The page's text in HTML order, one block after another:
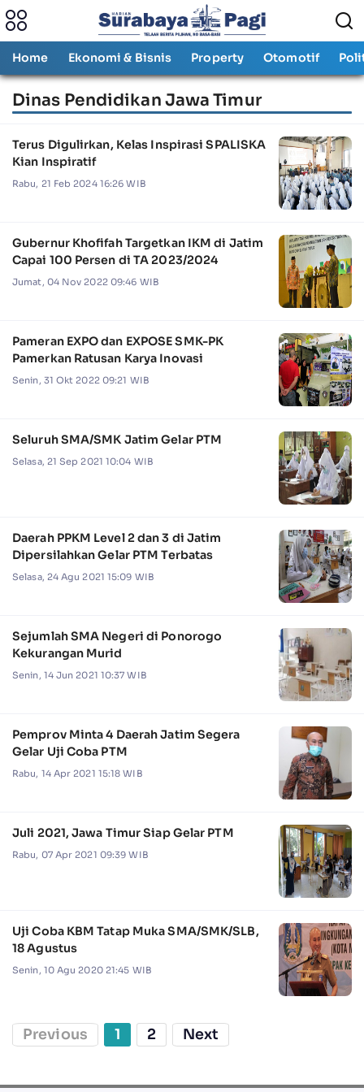
Home Ekonomi & Bisnis Property Otomotif
Dinas Pendidikan Jawa Timur
Terus Digulirkan, Kelas Inspirasi SPALISKA
Kian Inspiratif
Rabu, 21 Feb 2024 16:26 WIB
Gubernur Khofifah Targetkan IKM di Jatim
Capai 100 Persen di TA 2023/2024
Jumat, 04 Nov 2022 09:46 WIB
Pameran EXPO dan EXPOSE SMK-PK
Pamerkan Ratusan Karya Inovasi
Senin, 31 Okt 2022 09:21 WIB
Seluruh SMA/SMK Jatim Gelar PTM
Selasa, 21 Sep 2021 10:04 WIB
Daerah PPKM Level 2 dan 3 di Jatim
Dipersilahkan Gelar PTM Terbatas
Selasa, 24 Agu 2021 15:09 WIB
Sejumlah SMA Negeri di Ponorogo
Kekurangan Murid
Senin, 14 Jun 2021 10:37 WIB
Pemprov Minta 4 Daerah Jatim Segera
Gelar Uji Coba PTM
Rabu, 14 Apr 2021 15:18 WIB
Juli 2021, Jawa Timur Siap Gelar PTM
Rabu, 07 Apr 2021 09:39 WIB
Uji Coba KBM Tatap Muka SMA/SMK/SLB,
18 Agustus
Senin, 10 Agu 2020 21:45 WIB
Previous 1 2 Next